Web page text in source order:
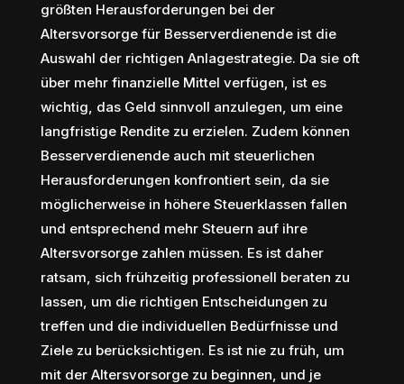
größten Herausforderungen bei der
Altersvorsorge für Besserverdienende ist die
Auswahl der richtigen Anlagestrategie. Da sie oft
über mehr finanzielle Mittel verfügen, ist es
wichtig, das Geld sinnvoll anzulegen, um eine
langfristige Rendite zu erzielen. Zudem können
Besserverdienende auch mit steuerlichen
Herausforderungen konfrontiert sein, da sie
möglicherweise in höhere Steuerklassen fallen
und entsprechend mehr Steuern auf ihre
Altersvorsorge zahlen müssen. Es ist daher
ratsam, sich frühzeitig professionell beraten zu
lassen, um die richtigen Entscheidungen zu
treffen und die individuellen Bedürfnisse und
Ziele zu berücksichtigen. Es ist nie zu früh, um
mit der Altersvorsorge zu beginnen, und je